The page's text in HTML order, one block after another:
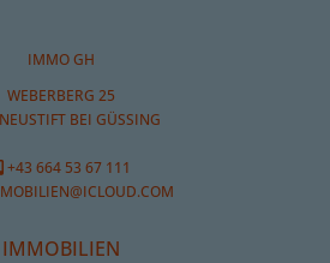
IMMO GH
WEBERBERG 25
BEI GÜSSING
+43 664 53 67 111
IMMOBILIEN